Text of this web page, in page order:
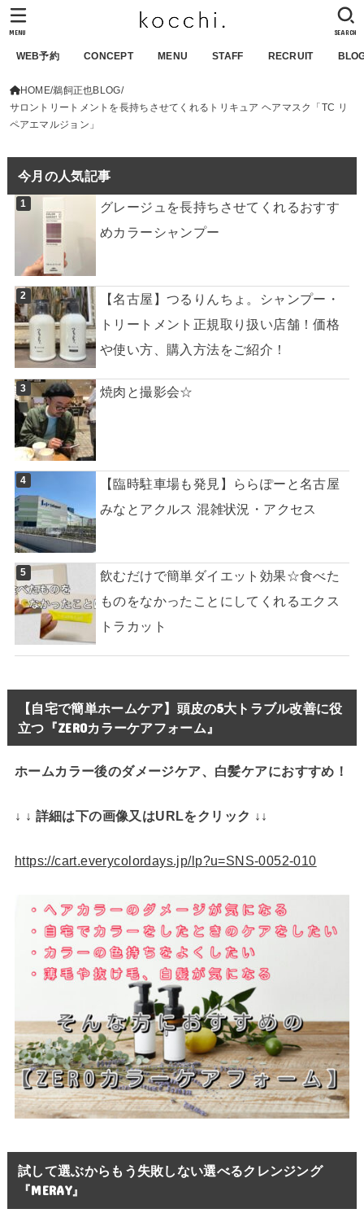
WEB予約 CONCEPT MENU STAFF RECRUIT
SEARCH
MENU
HOME 鵜飼正也BLOG
サロントリートメントを長持ちさせてくれるトリキュア ヘアマスク「TC リ
ペアエマルジョン」
今月の人気記事
グレージュを長持ちさせてくれるおすす
めカラーシャンプー
【名古屋】つるりんちょ。シャンプー・
トリートメント正規取り扱い店舗！価格
や使い方、購入方法をご紹介！
焼肉と撮影会☆
【臨時駐車場も発見】ららぽーと名古屋
みなとアクルス 混雑状況・アクセス
飲むだけで簡単ダイエット効果☆食べた
ものをなかったことにしてくれるエクス
トラカット
【自宅で簡単ホームケア】頭皮の5大トラブル改善に役
立つ『ZEROカラーケアフォーム』
ホームカラー後のダメージケア、白髪ケアにおすすめ！
↓ ↓ 詳細は下の画像又はURLをクリック ↓↓
https://cart.everycolordays.jp/lp?u=SNS-0052-010
試して選ぶからもう失敗しない選べるクレンジング
『MERAY』